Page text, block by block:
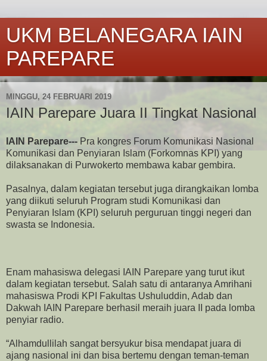
UKM BELANEGARA IAIN
PAREPARE
MINGGU, 24 FEBRUARI 2019
IAIN Parepare Juara II Tingkat Nasional
IAIN Parepare--- Pra kongres Forum Komunikasi Nasional
Komunikasi dan Penyiaran Islam (Forkomnas KPI) yang
dilaksanakan di Purwokerto membawa kabar gembira.
Pasalnya, dalam kegiatan tersebut juga dirangkaikan lomba
yang diikuti seluruh Program studi Komunikasi dan
Penyiaran Islam (KPI) seluruh perguruan tinggi negeri dan
swasta se Indonesia.
Enam mahasiswa delegasi IAIN Parepare yang turut ikut
dalam kegiatan tersebut. Salah satu di antaranya Amrihani
mahasiswa Prodi KPI Fakultas Ushuluddin, Adab dan
Dakwah IAIN Parepare berhasil meraih juara II pada lomba
penyiar radio.
“Alhamdullilah sangat bersyukur bisa mendapat juara di
ajang nasional ini dan bisa bertemu dengan teman-teman